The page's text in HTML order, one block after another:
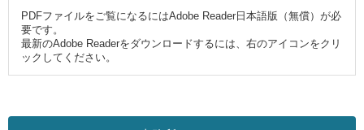
PDFファイルをご覧になるにはAdobe Reader日本語版（無償）が必
要です。
最新のAdobe Readerをダウンロードするには、右のアイコンをクリ
ックしてください。